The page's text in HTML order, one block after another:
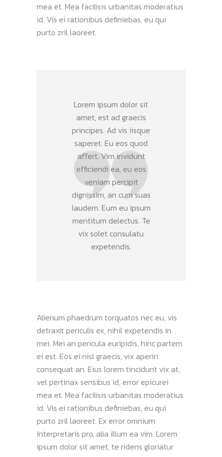
mea et. Mea facilisis urbanitas moderatius
id. Vis ei rationibus definiebas, eu qui
purto zril laoreet.
Lorem ipsum dolor sit
amet, est ad graecis
principes. Ad vis iisque
saperet. Eu eos quod
affert. Vim invidunt
efficiendi ea, eu eos
veniam percipit
dignissim, an cum suas
laudem. Eum eu ipsum
mentitum delectus. Te
vix solet consulatu
expetendis.
Alienum phaedrum torquatos nec eu, vis
detraxit periculis ex, nihil expetendis in
mei. Mei an pericula euripidis, hinc partem
ei est. Eos ei nisl graecis, vix aperiri
consequat an. Eius lorem tincidunt vix at,
vel pertinax sensibus id, error epicurei
mea et. Mea facilisis urbanitas moderatius
id. Vis ei rationibus definiebas, eu qui
purto zril laoreet. Ex error omnium
interpretaris pro, alia illum ea vim. Lorem
ipsum dolor sit amet, te ridens gloriatur